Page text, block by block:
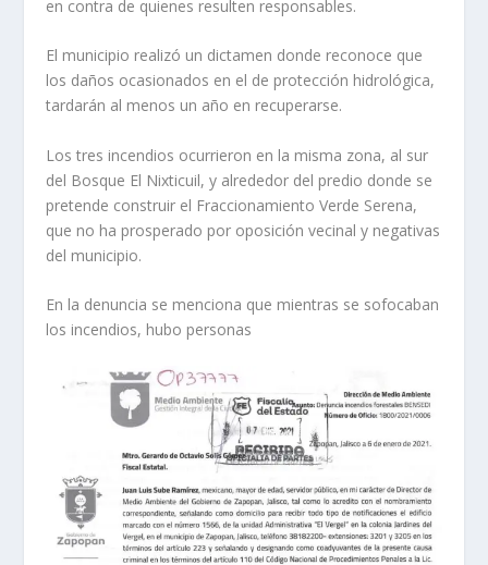
en contra de quienes resulten responsables.
El municipio realizó un dictamen donde reconoce que
los daños ocasionados en el de protección hidrológica,
tardarán al menos un año en recuperarse.
Los tres incendios ocurrieron en la misma zona, al sur
del Bosque El Nixticuil, y alrededor del predio donde se
pretende construir el Fraccionamiento Verde Serena,
que no ha prosperado por oposición vecinal y negativas
del municipio.
En la denuncia se menciona que mientras se sofocaban
los incendios, hubo personas